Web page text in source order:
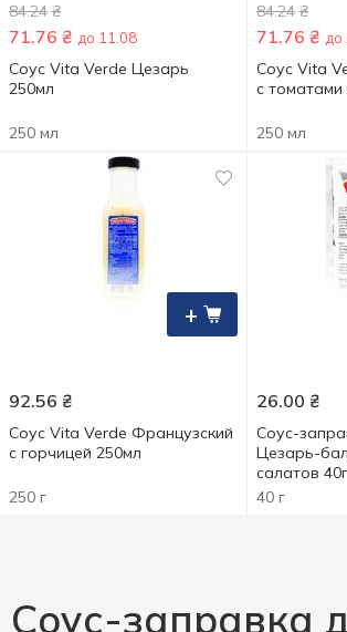
84.24 ₴
71.76 ₴ до 11.08
Соус Vita Verde Цезарь
250мл
250 мл
84.24 ₴
71.76 ₴ до
Соус Vita
с
250 мл
+
92.56 ₴
Соус Vita Verde Французский
с горчицей 250мл
250 г
26.00 ₴
Соус-
Цезарь-
салатов 40г
40 г
Соус-заправка